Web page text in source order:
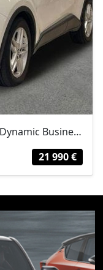
TOYOTA C-HR 1.8 Hybride 122ch Dynamic Business E-CVT + Programme Beyond Zero...
21 990 €